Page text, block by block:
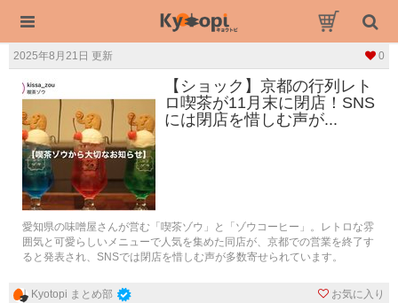
2025年8月21日 更新 0
【ショック】京都の行列レト
ロ喫茶が11月末に閉店！SNS
には閉店を惜しむ声が...
愛知県の味噌屋さんが営む「喫茶ゾウ」と「ゾウコーヒー」。レトロな雰
囲気と可愛らしいメニューで人気を集めた同店が、京都での営業を終了す
ると発表され、SNSでは閉店を惜しむ声が多数寄せられています。
Kyotopi まとめ部 お気に入り